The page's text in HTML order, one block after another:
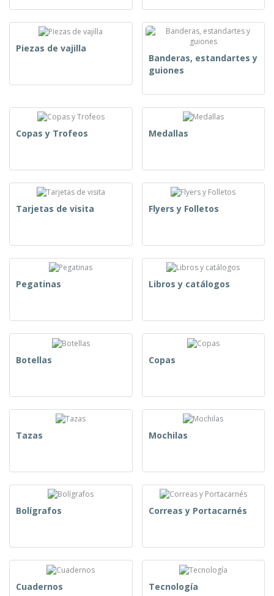
Piezas de vajilla
Banderas, estandartes y
guiones
Copas y Trofeos Medallas
Tarjetas de visita Flyers y Folletos
Pegatinas Libros y catálogos
Botellas Copas
Tazas Mochilas
Bolígrafos Correas y Portacarnés
Cuadernos Tecnología